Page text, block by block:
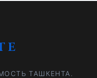
ТАШКЕНТА.